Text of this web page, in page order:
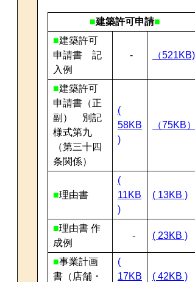
■建築許可申請■
■建築許可
申請書 記
入例
- （521KB)
■建築許可
申請書（正
副） 別記
様式第九
（第三十四
条関係）
(
58KB
)
（75KB）
■理由書
(
11KB
)
( 13KB )
■理由書 作
成例
- ( 23KB )
■事業計画
書（店舗・
(
17KB
( 42KB )